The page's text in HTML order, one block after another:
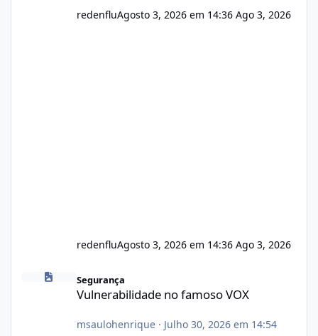
redenfluAgosto 3, 2026 em 14:36 Ago 3, 2026
redenfluAgosto 3, 2026 em 14:36 Ago 3, 2026
Vulnerabilidade no famoso VOX
Segurança
Vulnerabilidade no famoso VOX
msaulohenrique· Julho 30, 2026 em 14:54